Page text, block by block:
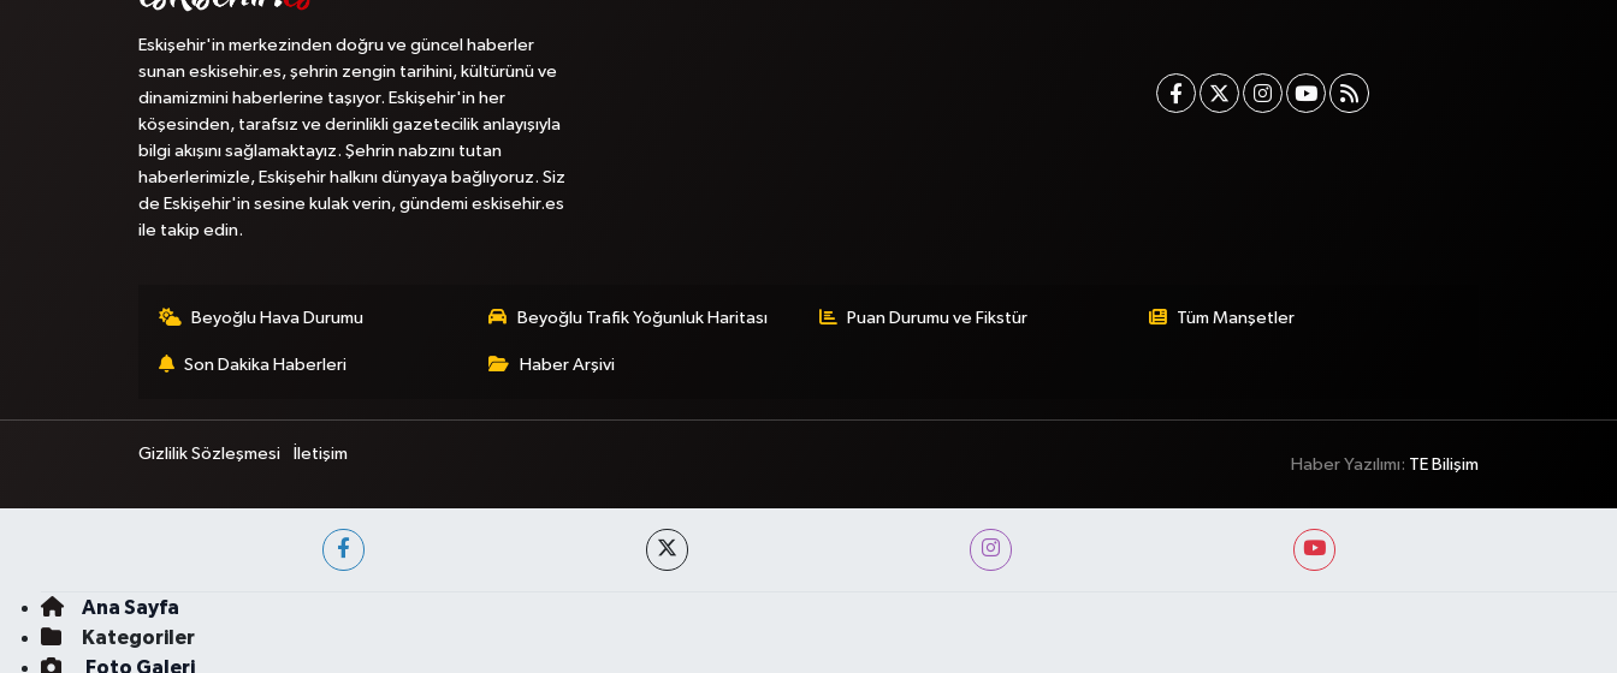
Eskişehir'in merkezinden doğru ve güncel haberler
sunan eskisehir.es, şehrin zengin tarihini, kültürünü ve
dinamizmini haberlerine taşıyor. Eskişehir'in her
köşesinden, tarafsız ve derinlikli gazetecilik anlayışıyla
bilgi akışını sağlamaktayız. Şehrin nabzını tutan
haberlerimizle, Eskişehir halkını dünyaya bağlıyoruz. Siz
de Eskişehir'in sesine kulak verin, gündemi eskisehir.es
ile takip edin.
Beyoğlu Hava Durumu Beyoğlu Trafik Yoğunluk Haritası Puan Durumu ve Fikstür Tüm Manşetler
Son Dakika Haberleri Haber Arşivi
Gizlilik Sözleşmesi İletişim
Haber Yazılımı: TE Bilişim
Ana Sayfa
Kategoriler
Foto Galeri